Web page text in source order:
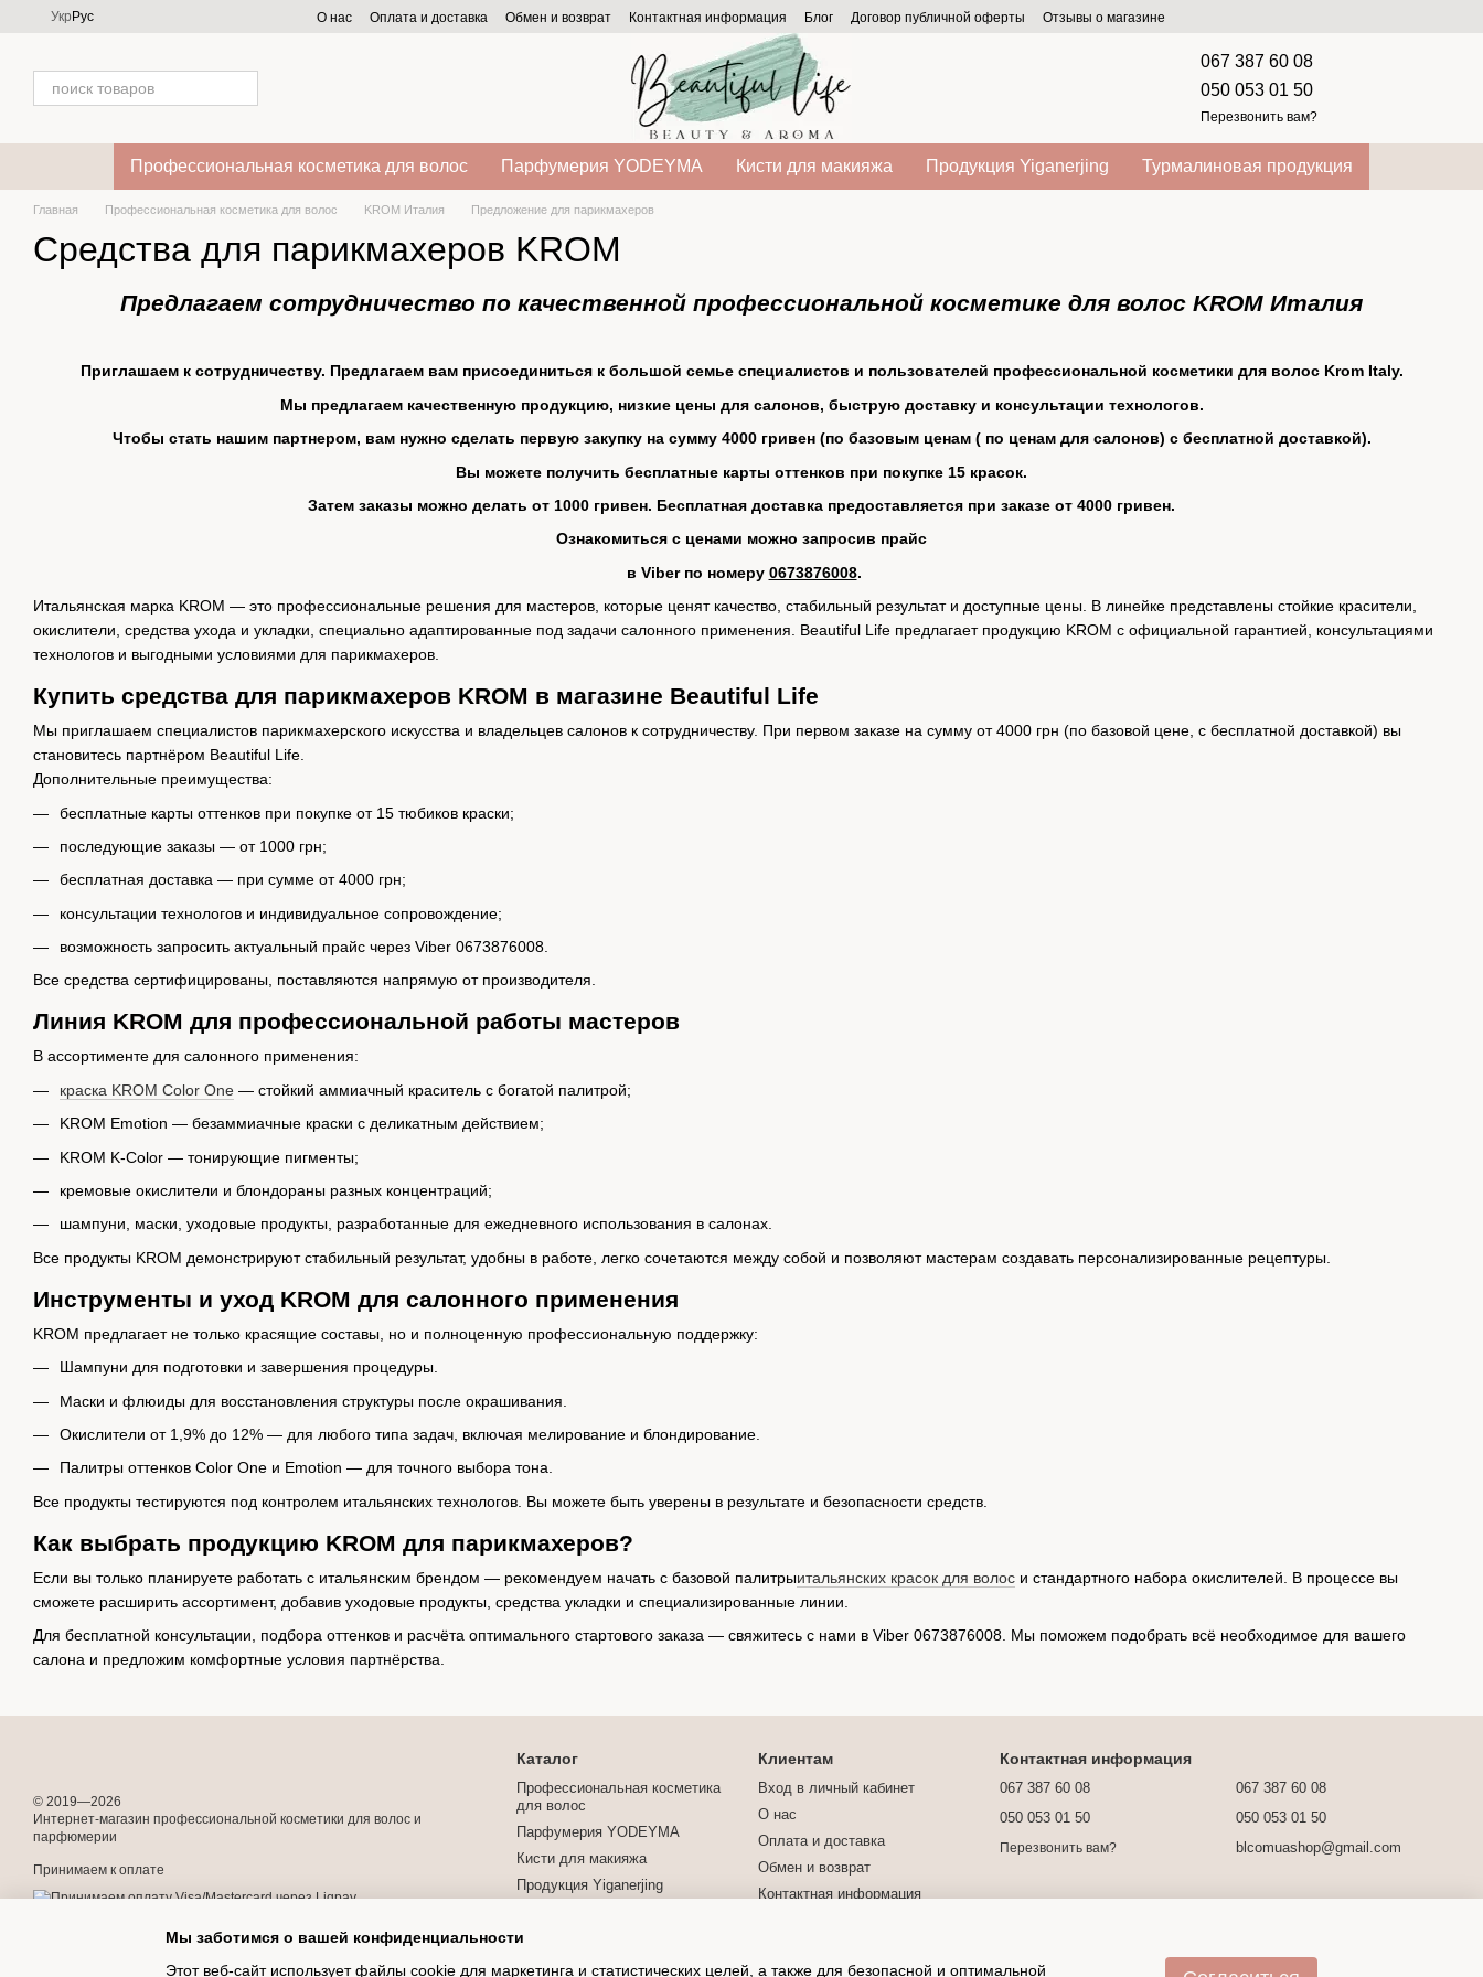
Перейти к основному контенту
Укр Рус О нас Оплата и доставка Обмен и возврат Контактная информация Блог Договор публичной оферты Отзывы о магазине
067 387 60 08
050 053 01 50
Перезвонить вам?
Профессиональная косметика для волос Парфумерия YODEYMA Кисти для макияжа Продукция Yiganerjing Турмалиновая продукция
Главная Профессиональная косметика для волос KROM Италия Предложение для парикмахеров
Средства для парикмахеров KROM
Предлагаем сотрудничество по качественной профессиональной косметике для волос KROM Италия
Приглашаем к сотрудничеству. Предлагаем вам присоединиться к большой семье специалистов и пользователей профессиональной косметики для волос Krom Italy.
Мы предлагаем качественную продукцию, низкие цены для салонов, быструю доставку и консультации технологов.
Чтобы стать нашим партнером, вам нужно сделать первую закупку на сумму 4000 гривен (по базовым ценам ( по ценам для салонов) с бесплатной доставкой).
Вы можете получить бесплатные карты оттенков при покупке 15 красок.
Затем заказы можно делать от 1000 гривен. Бесплатная доставка предоставляется при заказе от 4000 гривен.
Ознакомиться с ценами можно запросив прайс
в Viber по номеру 0673876008.
Итальянская марка KROM — это профессиональные решения для мастеров, которые ценят качество, стабильный результат и доступные цены. В линейке представлены стойкие красители,
окислители, средства ухода и укладки, специально адаптированные под задачи салонного применения. Beautiful Life предлагает продукцию KROM с официальной гарантией, консультациями
технологов и выгодными условиями для парикмахеров.
Купить средства для парикмахеров KROM в магазине Beautiful Life
Мы приглашаем специалистов парикмахерского искусства и владельцев салонов к сотрудничеству. При первом заказе на сумму от 4000 грн (по базовой цене, с бесплатной доставкой) вы
становитесь партнёром Beautiful Life.
Дополнительные преимущества:
бесплатные карты оттенков при покупке от 15 тюбиков краски;
последующие заказы — от 1000 грн;
бесплатная доставка — при сумме от 4000 грн;
консультации технологов и индивидуальное сопровождение;
возможность запросить актуальный прайс через Viber 0673876008.
Все средства сертифицированы, поставляются напрямую от производителя.
Линия KROM для профессиональной работы мастеров
В ассортименте для салонного применения:
краска KROM Color One — стойкий аммиачный краситель с богатой палитрой;
KROM Emotion — безаммиачные краски с деликатным действием;
KROM K-Color — тонирующие пигменты;
кремовые окислители и блондораны разных концентраций;
шампуни, маски, уходовые продукты, разработанные для ежедневного использования в салонах.
Все продукты KROM демонстрируют стабильный результат, удобны в работе, легко сочетаются между собой и позволяют мастерам создавать персонализированные рецептуры.
Инструменты и уход KROM для салонного применения
KROM предлагает не только красящие составы, но и полноценную профессиональную поддержку:
Шампуни для подготовки и завершения процедуры.
Маски и флюиды для восстановления структуры после окрашивания.
Окислители от 1,9% до 12% — для любого типа задач, включая мелирование и блондирование.
Палитры оттенков Color One и Emotion — для точного выбора тона.
Все продукты тестируются под контролем итальянских технологов. Вы можете быть уверены в результате и безопасности средств.
Как выбрать продукцию KROM для парикмахеров?
Если вы только планируете работать с итальянским брендом — рекомендуем начать с базовой палитрыитальянских красок для волос и стандартного набора окислителей. В процессе вы
сможете расширить ассортимент, добавив уходовые продукты, средства укладки и специализированные линии.
Для бесплатной консультации, подбора оттенков и расчёта оптимального стартового заказа — свяжитесь с нами в Viber 0673876008. Мы поможем подобрать всё необходимое для вашего
салона и предложим комфортные условия партнёрства.
© 2019—2026
Интернет-магазин профессиональной косметики для волос и
парфюмерии
Принимаем к оплате
Мобильная версия
Каталог
Профессиональная косметика
для волос
Парфумерия YODEYMA
Кисти для макияжа
Продукция Yiganerjing
Клиентам
Вход в личный кабинет
О нас
Оплата и доставка
Обмен и возврат
Контактная информация
Отзывы о магазине
Контактная информация
067 387 60 08
050 053 01 50
Перезвонить вам?
067 387 60 08
050 053 01 50
blcomuashop@gmail.com
Мы заботимся о вашей конфиденциальности
Этот веб-сайт использует файлы cookie для маркетинга и статистических целей, а также для безопасной и оптимальной